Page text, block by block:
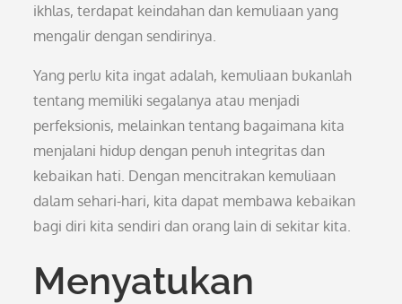
ikhlas, terdapat keindahan dan kemuliaan yang
mengalir dengan sendirinya.
Yang perlu kita ingat adalah, kemuliaan bukanlah
tentang memiliki segalanya atau menjadi
perfeksionis, melainkan tentang bagaimana kita
menjalani hidup dengan penuh integritas dan
kebaikan hati. Dengan mencitrakan kemuliaan
dalam sehari-hari, kita dapat membawa kebaikan
bagi diri kita sendiri dan orang lain di sekitar kita.
Menyatukan